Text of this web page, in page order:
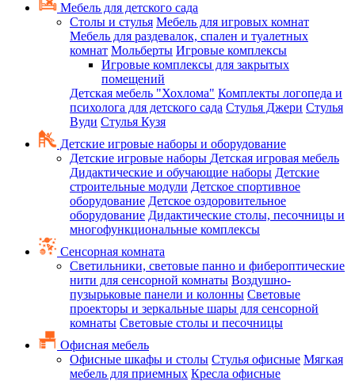
Мебель для детского сада
Столы и стулья Мебель для игровых комнат
Мебель для раздевалок, спален и туалетных
комнат Мольберты Игровые комплексы
Игровые комплексы для закрытых
помещений
Детская мебель "Хохлома" Комплекты логопеда и
психолога для детского сада Стулья Джери Стулья
Вуди Стулья Кузя
Детские игровые наборы и оборудование
Детские игровые наборы Детская игровая мебель
Дидактические и обучающие наборы Детские
строительные модули Детское спортивное
оборудование Детское оздоровительное
оборудование Дидактические столы, песочницы и
многофункциональные комплексы
Сенсорная комната
Светильники, световые панно и фибероптические
нити для сенсорной комнаты Воздушно-
пузырьковые панели и колонны Световые
проекторы и зеркальные шары для сенсорной
комнаты Световые столы и песочницы
Офисная мебель
Офисные шкафы и столы Стулья офисные Мягкая
мебель для приемных Кресла офисные